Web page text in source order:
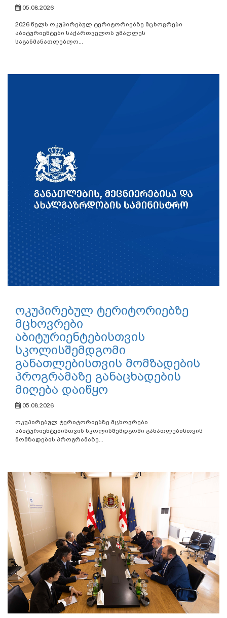
05.08.2026
2026 წელს ოკუპირებულ ტერიტორიებზე მცხოვრები
აბიტურიენტები საქართველოს უმაღლეს
საგანმანათლებლო...
ოკუპირებულ ტერიტორიებზე
მცხოვრები
აბიტურიენტებისთვის
სკოლისშემდგომი
განათლებისთვის მომზადების
პროგრამაზე განაცხადების
მიღება დაიწყო
05.08.2026
ოკუპირებულ ტერიტორიებზე მცხოვრები
აბიტურიენტებისთვის სკოლისშემდგომი განათლებისთვის
მომზადების პროგრამაზე...